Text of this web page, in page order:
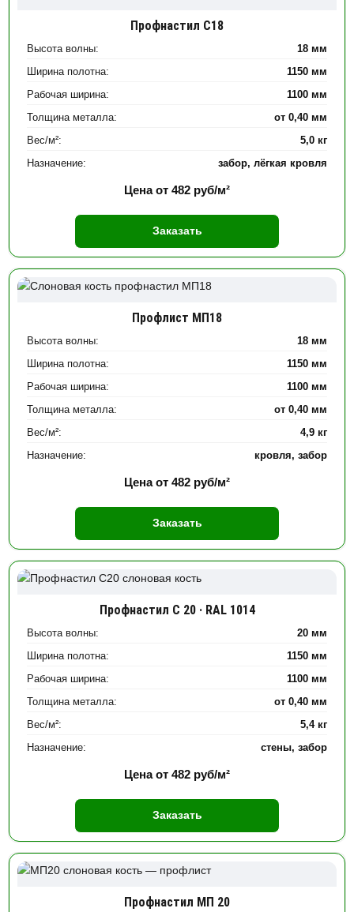
Профнастил С18
Высота волны:
18 мм
Ширина полотна:
1150 мм
Рабочая ширина:
1100 мм
Толщина металла:
от 0,40 мм
Вес/м²:
5,0 кг
Назначение:
забор, лёгкая кровля
Цена от 482 руб/м²
Заказать
Профлист МП18
Высота волны:
18 мм
Ширина полотна:
1150 мм
Рабочая ширина:
1100 мм
Толщина металла:
от 0,40 мм
Вес/м²:
4,9 кг
Назначение:
кровля, забор
Цена от 482 руб/м²
Заказать
Профнастил С 20 · RAL 1014
Высота волны:
20 мм
Ширина полотна:
1150 мм
Рабочая ширина:
1100 мм
Толщина металла:
от 0,40 мм
Вес/м²:
5,4 кг
Назначение:
стены, забор
Цена от 482 руб/м²
Заказать
Профнастил МП 20